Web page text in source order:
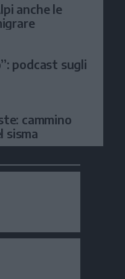
anche le
podcast sugli
cammino
sisma